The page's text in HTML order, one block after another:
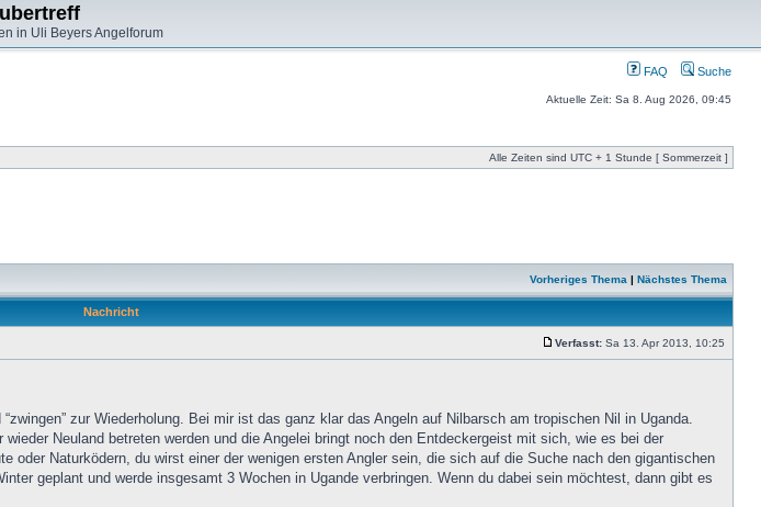
in Uli Beyers Angelforum
FAQ Suche
Aktuelle Zeit: Sa 8. Aug 2026, 09:45
Alle Zeiten sind UTC + 1 Stunde [ Sommerzeit ]
Vorheriges Thema | Nächstes Thema
Nachricht
Verfasst: Sa 13. Apr 2013, 10:25
zur Wiederholung. Bei mir ist das ganz klar das Angeln auf Nilbarsch am tropischen Nil in Uganda.
Neuland betreten werden und die Angelei bringt noch den Entdeckergeist mit sich, wie es bei der
oder Naturködern, du wirst einer der wenigen ersten Angler sein, die sich auf die Suche nach den gigantischen
geplant und werde insgesamt 3 Wochen in Ugande verbringen. Wenn du dabei sein möchtest, dann gibt es